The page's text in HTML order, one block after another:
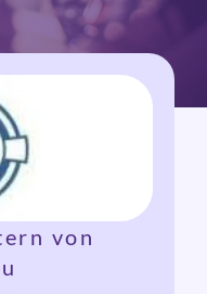
von